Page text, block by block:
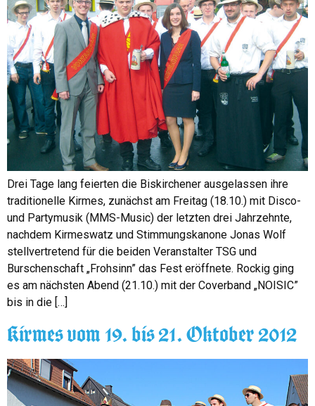
Drei Tage lang feierten die Biskirchener ausgelassen ihre
traditionelle Kirmes, zunächst am Freitag (18.10.) mit Disco-
und Partymusik (MMS-Music) der letzten drei Jahrzehnte,
nachdem Kirmeswatz und Stimmungskanone Jonas Wolf
stellvertretend für die beiden Veranstalter TSG und
Burschenschaft „Frohsinn” das Fest eröffnete. Rockig ging
es am nächsten Abend (21.10.) mit der Coverband „NOISIC”
bis in die […]
Kirmes vom 19. bis 21. Oktober 2012